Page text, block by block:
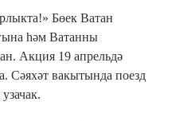
Бөек Ватан
һәм Ватанны
Акция 19 апрельдә
Сәяхәт вакытында поезд